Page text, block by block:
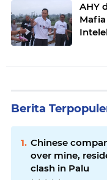
AHY
Berita
Chinese
over mine,
clash in Palu